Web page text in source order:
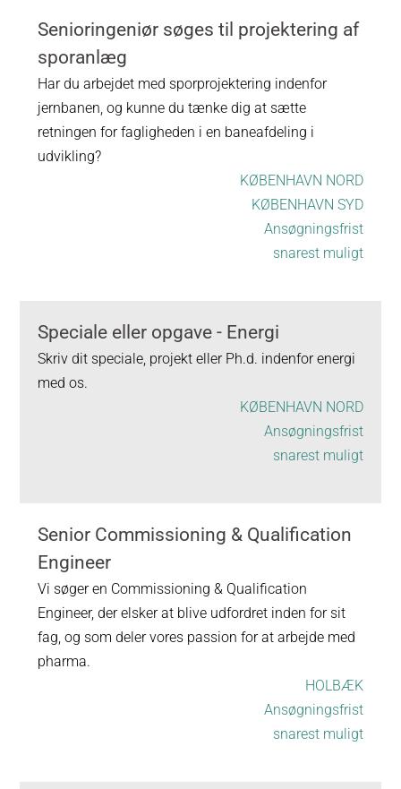
Senioringeniør søges til projektering af
sporanlæg
Har du arbejdet med sporprojektering indenfor
jernbanen, og kunne du tænke dig at sætte
retningen for fagligheden i en baneafdeling i
udvikling?
KØBENHAVN NORD
KØBENHAVN SYD
Ansøgningsfrist
snarest muligt
Speciale eller opgave - Energi
Skriv dit speciale, projekt eller Ph.d. indenfor energi
med os.
KØBENHAVN NORD
Ansøgningsfrist
snarest muligt
Senior Commissioning & Qualification
Engineer
Vi søger en Commissioning & Qualification
Engineer, der elsker at blive udfordret inden for sit
fag, og som deler vores passion for at arbejde med
pharma.
HOLBÆK
Ansøgningsfrist
snarest muligt